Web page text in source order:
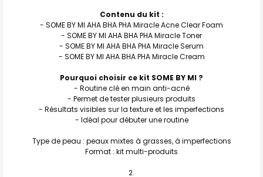
Contenu du kit :
- SOME BY MI AHA BHA PHA Miracle Acne Clear Foam
- SOME BY MI AHA BHA PHA Miracle Toner
- SOME BY MI AHA BHA PHA Miracle Serum
- SOME BY MI AHA BHA PHA Miracle Cream
Pourquoi choisir ce kit SOME BY MI ?
- Routine clé en main anti-acné
- Permet de tester plusieurs produits
- Résultats visibles sur la texture et les imperfections
- Idéal pour débuter une routine
Type de peau : peaux mixtes à grasses, à imperfections
Format : kit multi-produits